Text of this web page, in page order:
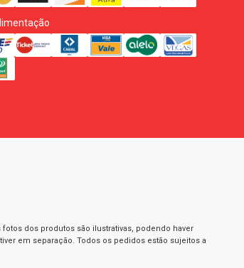
dos produtos são ilustrativas, podendo haver
em separação. Todos os pedidos estão sujeitos a